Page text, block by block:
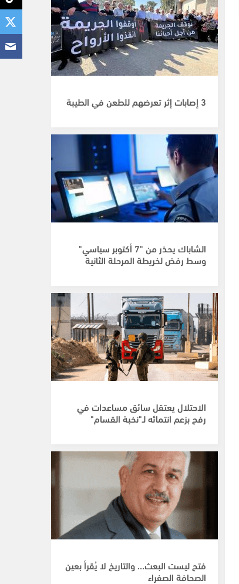
3 إصابات إثر تعرضهم للطعن في الطيبة
الشاباك يحذر من "7 أكتوبر سياسي"
وسط رفض لخريطة المرحلة الثانية
الاحتلال يعتقل سائق مساعدات في
رفح بزعم انتمائه لـ"نخبة القسام"
فتح ليست البعث… والتاريخ لا يُقرأ بعين
الصحافة الصفراء